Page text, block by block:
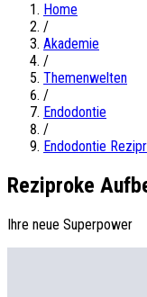
Home
/
Akademie
/
Themenwelten
/
Endodontie
/
Endodontie
Reziproke
Ihre neue Superpower